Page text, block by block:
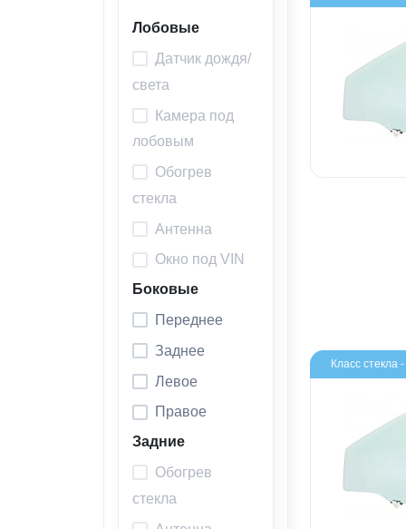
Класс стекла
Лобовые
Датчик дождя/
света
Камера под
лобовым
Обогрев
стекла
Антенна
Окно под VIN
Боковые
Переднее
Заднее
Левое
Правое
Задние
Обогрев
стекла